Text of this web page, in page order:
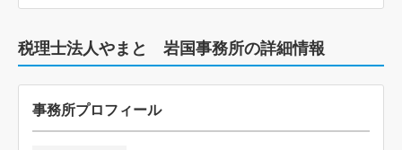
税理士法人やまと 岩国事務所の詳細情報
事務所プロフィール